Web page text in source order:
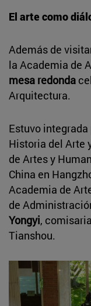
El arte como
Además de
la Academia de
mesa redonda
Arquitectura.
Estuvo integrada
Historia del Arte
de Artes y
China en
Academia de
de
Yongyi,
Tianshou.